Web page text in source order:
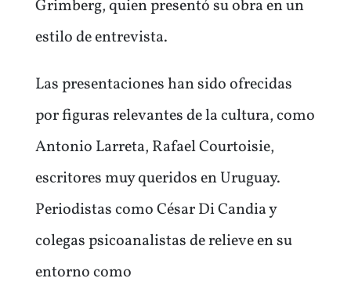
Grimberg, quien presentó su obra en un
estilo de entrevista.
Las presentaciones han sido ofrecidas
por figuras relevantes de la cultura, como
Antonio Larreta, Rafael Courtoisie,
escritores muy queridos en Uruguay.
Periodistas como César Di Candia y
colegas psicoanalistas de relieve en su
entorno como